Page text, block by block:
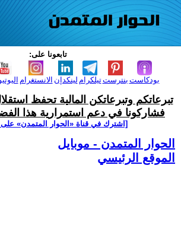
تابعونا على:
الانستغرام لينكدإن تيلكرامبنترست بودكاست
تبرعاتكم وتبرعاتكن المالية تحفظ
فشاركونا في دعم استمرارية هذا
[اشترك في قناة ‫«الحوار المتمدن» على
الحوار المتمدن - موبايل
الموقع الرئيسي